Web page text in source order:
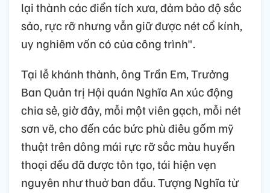
lại thành các điển tích xưa, đảm bảo độ sắc
sảo, rực rỡ nhưng vẫn giữ được nét cổ kính,
uy nghiêm vốn có của công trình".
Tại lễ khánh thành, ông Trần Em, Trưởng
Ban Quản trị Hội quán Nghĩa An xúc động
chia sẻ, giờ đây, mỗi một viên gạch, mỗi nét
sơn vẽ, cho đến các bức phù điêu gốm mỹ
thuật trên dông mái rực rỡ sắc màu huyền
thoại đều đã được tôn tạo, tái hiện vẹn
nguyên như thuở ban đầu. Tượng Nghĩa từ